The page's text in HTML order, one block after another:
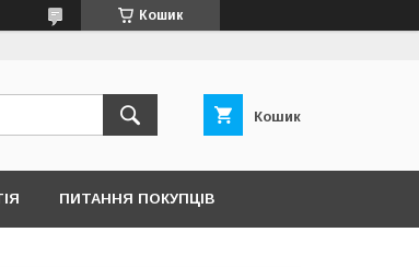
Кошик
Кошик
ПИТАННЯ ПОКУПЦІВ